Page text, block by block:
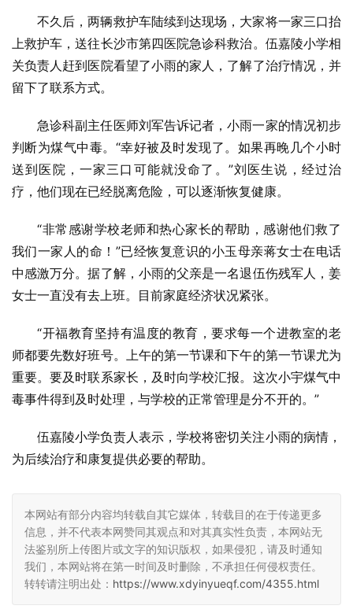
不久后，两辆救护车陆续到达现场，大家将一家三口抬
上救护车，送往长沙市第四医院急诊科救治。伍嘉陵小学相
关负责人赶到医院看望了小雨的家人，了解了治疗情况，并
留下了联系方式。
急诊科副主任医师刘军告诉记者，小雨一家的情况初步
判断为煤气中毒。“幸好被及时发现了。如果再晚几个小时
送到医院，一家三口可能就没命了。”刘医生说，经过治
疗，他们现在已经脱离危险，可以逐渐恢复健康。
“非常感谢学校老师和热心家长的帮助，感谢他们救了
我们一家人的命！”已经恢复意识的小玉母亲蒋女士在电话
中感激万分。据了解，小雨的父亲是一名退伍伤残军人，姜
女士一直没有去上班。目前家庭经济状况紧张。
“开福教育坚持有温度的教育，要求每一个进教室的老
师都要先数好班号。上午的第一节课和下午的第一节课尤为
重要。要及时联系家长，及时向学校汇报。这次小宇煤气中
毒事件得到及时处理，与学校的正常管理是分不开的。”
伍嘉陵小学负责人表示，学校将密切关注小雨的病情，
为后续治疗和康复提供必要的帮助。
本网站有部分内容均转载自其它媒体，转载目的在于传递更多
信息，并不代表本网赞同其观点和对其真实性负责，本网站无
法鉴别所上传图片或文字的知识版权，如果侵犯，请及时通知
我们，本网站将在第一时间及时删除，不承担任何侵权责任。
转转请注明出处： https://www.xdyinyueqf.com/4355.html